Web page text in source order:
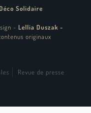
Solidaire
- Lellia Duszak -
originaux
Revue de presse